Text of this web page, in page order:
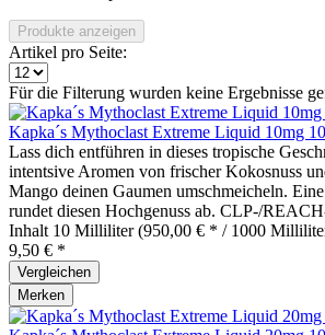
Produkte anzeigen
Artikel pro Seite:
Für die Filterung wurden keine Ergebnisse
Kapka´s Mythoclast Extreme Liquid 10mg
Lass dich entführen in dieses tropische
intentsive Aromen von frischer Kokosnuss
Mango deinen Gaumen umschmeicheln.
rundet diesen Hochgenuss ab. CLP-/
Inhalt 10 Milliliter(950,00 € * / 1000
9,50 € *
Vergleichen
Merken